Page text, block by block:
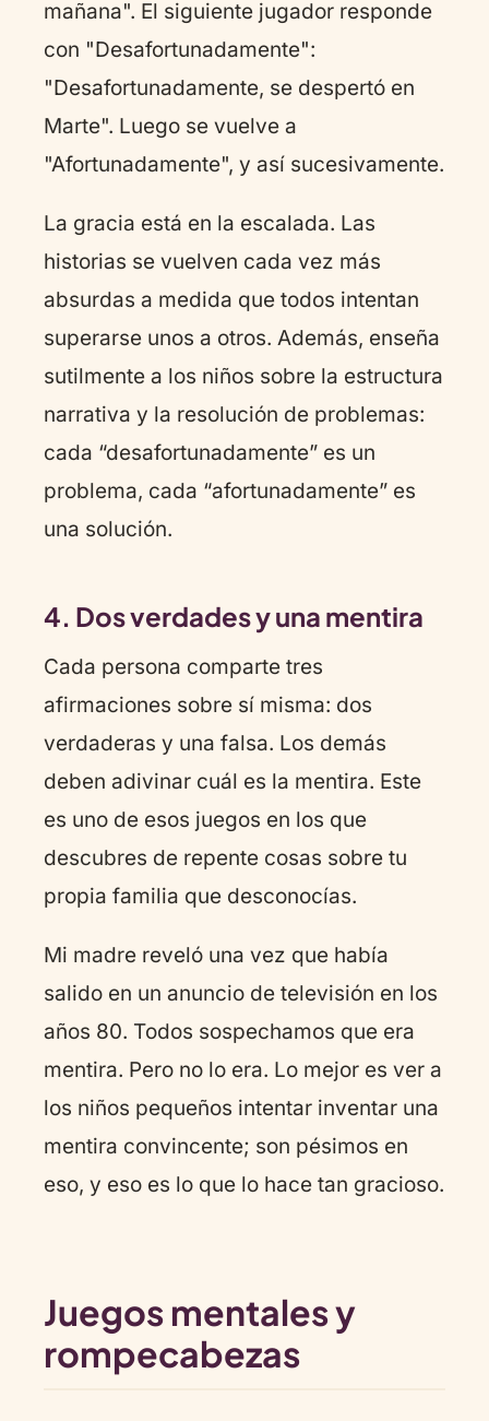
mañana". El siguiente jugador responde
con "Desafortunadamente":
"Desafortunadamente, se despertó en
Marte". Luego se vuelve a
"Afortunadamente", y así sucesivamente.
La gracia está en la escalada. Las
historias se vuelven cada vez más
absurdas a medida que todos intentan
superarse unos a otros. Además, enseña
sutilmente a los niños sobre la estructura
narrativa y la resolución de problemas:
cada “desafortunadamente” es un
problema, cada “afortunadamente” es
una solución.
4. Dos verdades y una mentira
Cada persona comparte tres
afirmaciones sobre sí misma: dos
verdaderas y una falsa. Los demás
deben adivinar cuál es la mentira. Este
es uno de esos juegos en los que
descubres de repente cosas sobre tu
propia familia que desconocías.
Mi madre reveló una vez que había
salido en un anuncio de televisión en los
años 80. Todos sospechamos que era
mentira. Pero no lo era. Lo mejor es ver a
los niños pequeños intentar inventar una
mentira convincente; son pésimos en
eso, y eso es lo que lo hace tan gracioso.
Juegos mentales y
rompecabezas